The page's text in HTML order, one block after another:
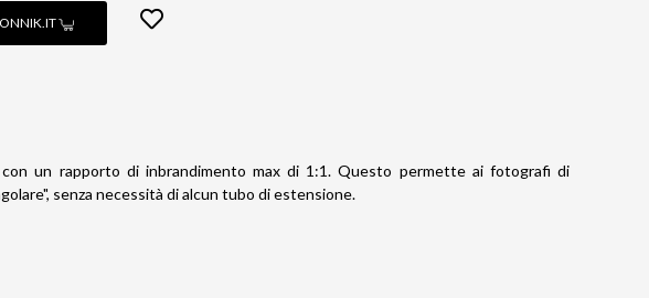
un rapporto di inbrandimento max di 1:1. Questo permette ai fotografi di
senza necessità di alcun tubo di estensione.